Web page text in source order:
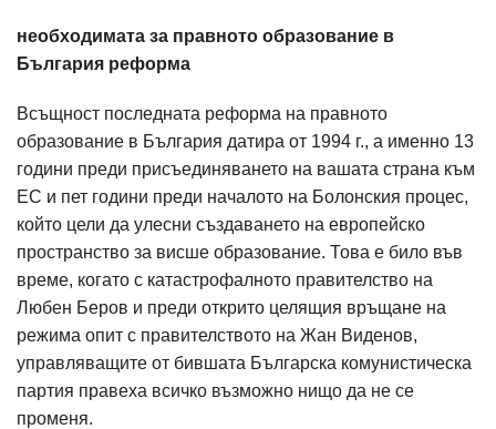
необходимата за правното образование в
България реформа
Всъщност последната реформа на правното
образование в България датира от 1994 г., а именно 13
години преди присъединяването на вашата страна към
ЕС и пет години преди началото на Болонския процес,
който цели да улесни създаването на европейско
пространство за висше образование. Това е било във
време, когато с катастрофалното правителство на
Любен Беров и преди открито целящия връщане на
режима опит с правителството на Жан Виденов,
управляващите от бившата Българска комунистическа
партия правеха всичко възможно нищо да не се
променя.